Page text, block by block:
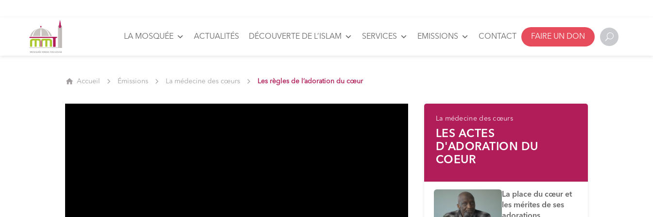
LA MOSQUÉE ACTUALITÉS DÉCOUVERTE DE L’ISLAM SERVICES EMISSIONS CONTACT FAIRE UN DON
Accueil Émissions La médecine des cœurs Les règles de l’adoration du cœur
La médecine des cœurs
LES ACTES
D'ADORATION DU
COEUR
La place du cœur et
les mérites de ses